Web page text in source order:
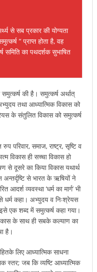
से सब प्रकार की योग्यता
“ प्राप्त होता है, वह
समिति का पथदर्शक सुभाषित
समुत्कर्ष की है। समुत्कर्ष अर्थात्
तथा आध्यात्मिक विकास को
के संतुलित विकास को समुत्कर्ष
परिवार, समाज, राष्ट्र, सृष्टि व
विकास ही सच्चा विकास हो
दूसरे का किया विकास यथार्थ
अन्तर्दृष्टि से भारत के ऋषियों ने
व्यवस्था ‘धर्म का मार्ग’ भी
कहा। अभ्युदय व निःश्रेयस
एक शब्द में समुत्कर्ष कहा गया।
के साथ ही सबके कल्याण का
है।
लिए आध्यात्मिक साधना
स्तर; जब कि व्यष्टि आध्यात्मिक